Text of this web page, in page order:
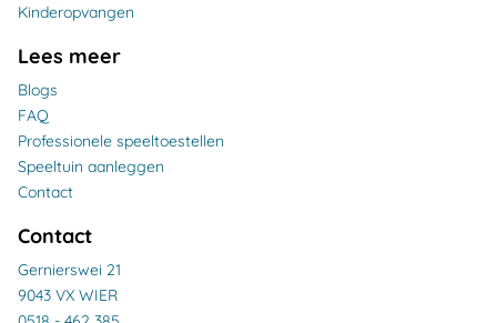
Kinderopvangen
Lees meer
Blogs
FAQ
Professionele speeltoestellen
Speeltuin aanleggen
Contact
Contact
Gernierswei 21
9043 VX WIER